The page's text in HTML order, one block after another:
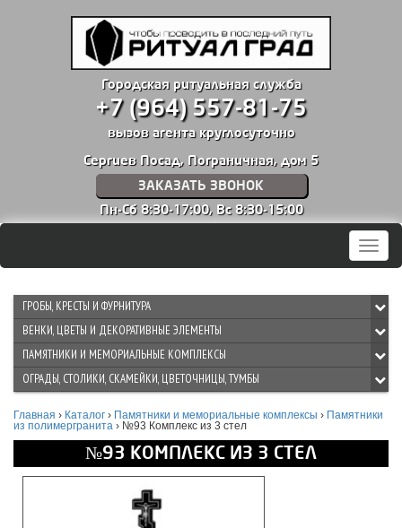
Городская ритуальная служба
+7 (964) 557-81-75
вызов агента круглосуточно
Сергиев Посад, Пограничная, дом 5
ЗАКАЗАТЬ ЗВОНОК
Пн-Сб 8:30-17:00, Вс 8:30-15:00
Меню
ГРОБЫ, КРЕСТЫ И ФУРНИТУРА
ВЕНКИ, ЦВЕТЫ И ДЕКОРАТИВНЫЕ ЭЛЕМЕНТЫ
ПАМЯТНИКИ И МЕМОРИАЛЬНЫЕ КОМПЛЕКСЫ
ОГРАДЫ, СТОЛИКИ, СКАМЕЙКИ, ЦВЕТОЧНИЦЫ, ТУМБЫ
Главная › Каталог › Памятники и мемориальные комплексы › Памятники
из полимергранита › №93 Комплекс из 3 стел
№93 КОМПЛЕКС ИЗ 3 СТЕЛ